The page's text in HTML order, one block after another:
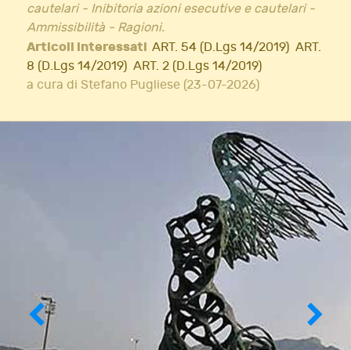
cautelari - Inibitoria azioni esecutive e cautelari -
Ammissibilità - Ragioni.
Articoli interessati ART. 54 (D.Lgs 14/2019) ART.
8 (D.Lgs 14/2019) ART. 2 (D.Lgs 14/2019)
a cura di Stefano Pugliese (23-07-2026)